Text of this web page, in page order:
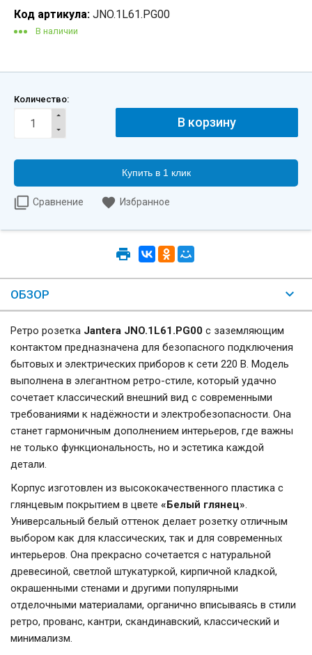
Код артикула: JNO.1L61.PG00
В наличии
Количество:
Купить в 1 клик
Сравнение Избранное
ОБЗОР
Ретро розетка Jantera JNO.1L61.PG00 с заземляющим
контактом предназначена для безопасного подключения
бытовых и электрических приборов к сети 220 В. Модель
выполнена в элегантном ретро-стиле, который удачно
сочетает классический внешний вид с современными
требованиями к надёжности и электробезопасности. Она
станет гармоничным дополнением интерьеров, где важны
не только функциональность, но и эстетика каждой
детали.
Корпус изготовлен из высококачественного пластика с
глянцевым покрытием в цвете «Белый глянец».
Универсальный белый оттенок делает розетку отличным
выбором как для классических, так и для современных
интерьеров. Она прекрасно сочетается с натуральной
древесиной, светлой штукатуркой, кирпичной кладкой,
окрашенными стенами и другими популярными
отделочными материалами, органично вписываясь в стили
ретро, прованс, кантри, скандинавский, классический и
минимализм.